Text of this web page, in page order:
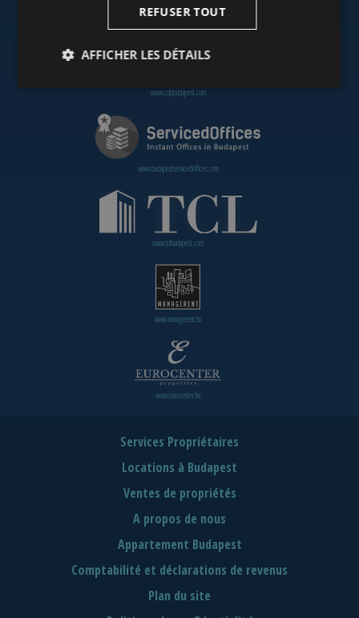
www.cdpbudapest.com
www.budapestservicedoffices.com
www.tclbudapest.com
www.managerent.hu
www.eurocenter.hu
Services Propriétaires
Locations à Budapest
Ventes de propriétés
A propos de nous
Appartement Budapest
Comptabilité et déclarations de revenus
Plan du site
REFUSER TOUT
AFFICHER LES DÉTAILS